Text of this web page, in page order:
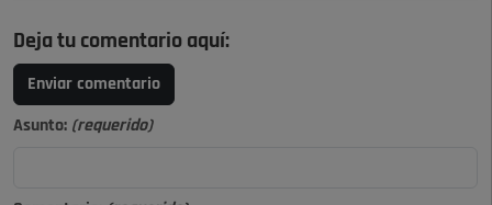
Deja tu comentario aquí:
Enviar comentario
Asunto: (requerido)